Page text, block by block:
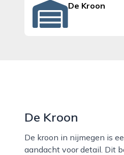
De Kroon
De Kroon
De kroon in nijmegen is een begrip voor iedereen die houdt van goed eten, een ontspannen sfeer en
aandacht voor detail. Dit